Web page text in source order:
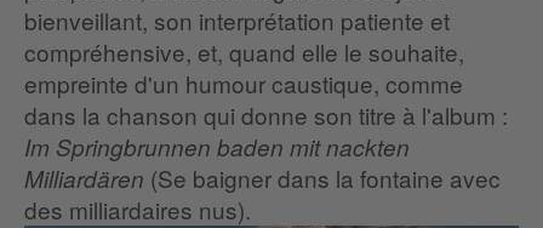
bienveillant, son interprétation patiente et
compréhensive, et, quand elle le souhaite,
empreinte d'un humour caustique, comme
dans la chanson qui donne son titre à l'album :
Im Springbrunnen baden mit nackten
Milliardären (Se baigner dans la fontaine avec
des milliardaires nus).